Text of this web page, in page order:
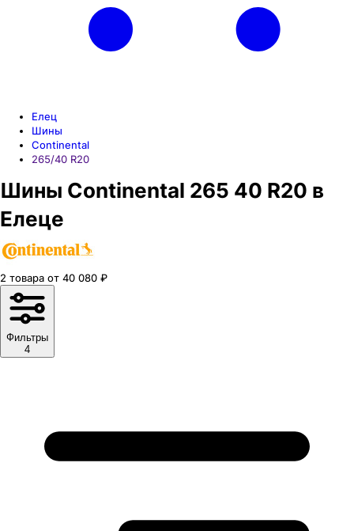
Елец
Шины
Continental
265/40 R20
Шины Continental 265 40 R20 в
Елеце
2 товара от 40 080 ₽
Фильтры
4